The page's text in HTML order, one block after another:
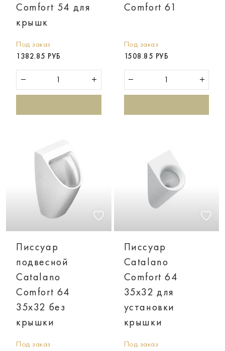
Comfort 54 для
крышк
Под заказ
1382.85 РУБ
Comfort 61
Под заказ
1508.85 РУБ
Писсуар
подвесной
Catalano
Comfort 64
35x32 без
крышки
Под заказ
Писсуар
Catalano
Comfort 64
35x32 для
установки
крышки
Под заказ